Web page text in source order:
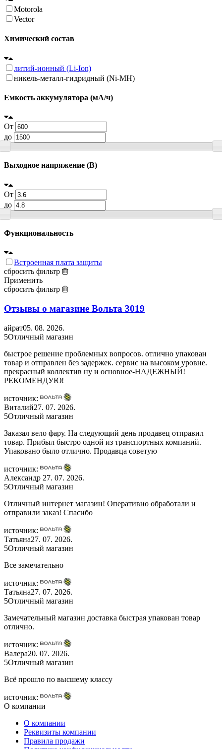
Motorola
Vector
Химический состав
литий-ионный (Li-Ion)
никель-металл-гидридный (Ni-MH)
Емкость аккумулятора (мА/ч)
От
до
Выходное напряжение (В)
От
до
Функциональность
Встроенная плата защиты
сбросить фильтр
Применить
сбросить фильтр
Отзывы о магазине Вольта 3019
айрат05. 08. 2026.
5Отличный магазин
быстрое решение проблемных вопросов. отлично упакован
товар и отправлен без задержек. сервис на высоком уровне.
прекрасный коллектив ну и основное-НАДЕЖНЫЙ!
РЕКОМЕНДУЮ!
источник:
Виталий27. 07. 2026.
5Отличный магазин
Заказал вело фару. На следующий день продавец отправил
товар. Прибыл быстро одной из транспортных компаний.
Упаковано было отлично. Продавца советую
источник:
Александр 27. 07. 2026.
5Отличный магазин
Отличный интернет магазин! Оперативно обработали и
отправили заказ! Спасибо
источник:
Татьяна27. 07. 2026.
5Отличный магазин
Все замечательно
источник:
Татьяна27. 07. 2026.
5Отличный магазин
Замечательный магазин доставка быстрая упакован товар
отлично.
источник:
Валера20. 07. 2026.
5Отличный магазин
Всё прошло по высшему классу
источник:
О компании
О компании
Реквизиты компании
Правила продажи